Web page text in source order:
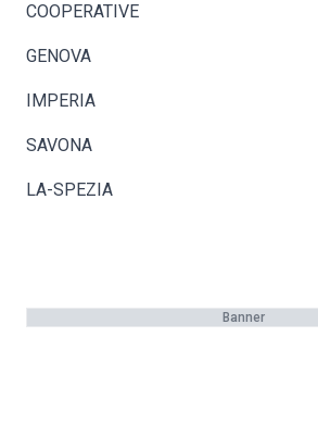
COOPERATIVE
GENOVA
IMPERIA
SAVONA
LA-SPEZIA
Banner